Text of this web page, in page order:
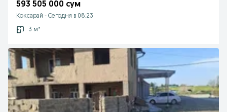
593 505 000 сум
Коксарай - Сегодня в 08:23
3 м²